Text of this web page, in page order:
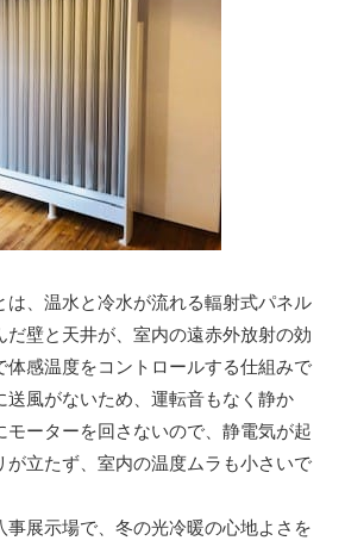
は、温水と冷水が流れる輻射式パネル
だ壁と天井が、室内の遠赤外放射の効
体感温度をコントロールする仕組みで
送風がないため、運転音もなく静か
モーターを回さないので、静電気が起
が立たず、室内の温度ムラも小さいで
事展示場で、冬の光冷暖の心地よさを